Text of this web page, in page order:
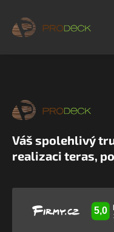
Váš spolehlivý
realizaci teras,